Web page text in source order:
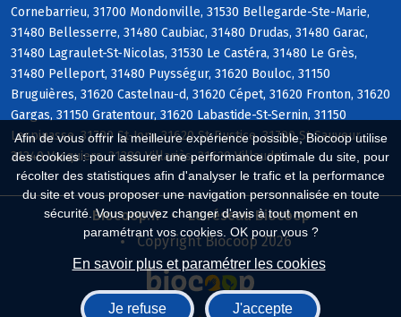
Afin de vous offrir la meilleure expérience possible, Biocoop utilise
des cookies : pour assurer une performance optimale du site, pour
récolter des statistiques afin d'analyser le trafic et la performance
du site et vous proposer une navigation personnalisée en toute
sécurité. Vous pouvez changer d'avis à tout moment en
paramétrant vos cookies. OK pour vous ?
En savoir plus et paramétrer les cookies
Je refuse J'accepte
Cornebarrieu, 31700 Mondonville, 31530 Bellegarde-Ste-Marie,
31480 Bellesserre, 31480 Caubiac, 31480 Drudas, 31480 Garac,
31480 Lagraulet-St-Nicolas, 31530 Le Castéra, 31480 Le Grès,
31480 Pelleport, 31480 Puysségur, 31620 Bouloc, 31150
Bruguières, 31620 Castelnau-d, 31620 Cépet, 31620 Fronton, 31620
Gargas, 31150 Gratentour, 31620 Labastide-St-Sernin, 31150
Lespinasse, 31790 St-Jory, 31620 St-Rustice, 31790 St-Sauveur,
31340 Vacquiers, 31380 Villariès, 31620 Villaudric
Biocoop.fr
Le réseau Biocoop
Copyright Biocoop 2026